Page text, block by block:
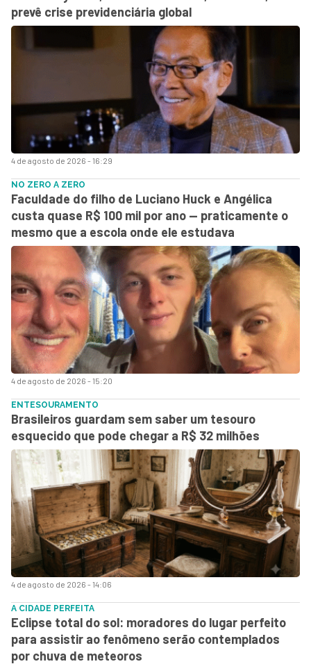
4 de agosto de 2026 - 16:29
prevê crise previdenciária global
4 de agosto de 2026 - 15:20
NO ZERO A ZERO
Faculdade do filho de Luciano Huck e Angélica
custa quase R$ 100 mil por ano — praticamente o
mesmo que a escola onde ele estudava
4 de agosto de 2026 - 14:06
ENTESOURAMENTO
Brasileiros guardam sem saber um tesouro
esquecido que pode chegar a R$ 32 milhões
A CIDADE PERFEITA
Eclipse total do sol: moradores do lugar perfeito
para assistir ao fenômeno serão contemplados
por chuva de meteoros